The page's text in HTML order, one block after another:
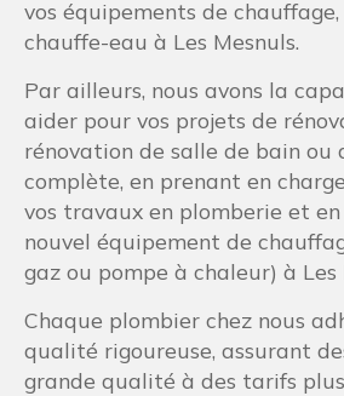
vos équipements de
chauffe-eau à Les Mesnuls.
Par ailleurs, nous avons la
aider pour vos projets de
rénovation de salle de bain ou
complète, en prenant en
vos travaux en plomberie et
nouvel équipement de
gaz ou pompe à chaleur) à Les
Chaque plombier chez nous
qualité rigoureuse, assurant
grande qualité à des tarifs